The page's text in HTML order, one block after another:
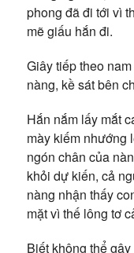
phong đã đi tới vì
mẽ giấu hắn đi.
Giây tiếp theo
nàng, kề sát bên
Hắn nắm lấy mắt
mày kiếm nhướng
ngón chân của
khỏi dự kiến, cả
nàng nhận thấy
mặt vì thế lông tơ
Biết không thể